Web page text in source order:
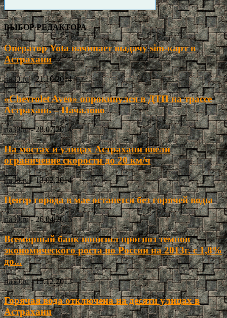
ВЫБОР РЕДАКТОРА
Оператор Yota начинает выдачу sim-карт в
Астрахани
ria30.ru - 21.10.2014
«Chevrolet Aveo» опрокинулся в ДТП на трассе
Астрахань – Началово
ria30.ru - 28.07.2014
На мостах и улицах Астрахани ввели
ограничение скорости до 20 км/ч
ria30.ru - 13.02.2014
Центр города в мае останется без горячей воды
ria30.ru - 26.04.2013
Всемирный банк понизил прогноз темпов
экономического роста по России на 2013г. с 1,8%
до...
ria30.ru - 15.12.2013
Горячая вода отключена на десяти улицах в
Астрахани